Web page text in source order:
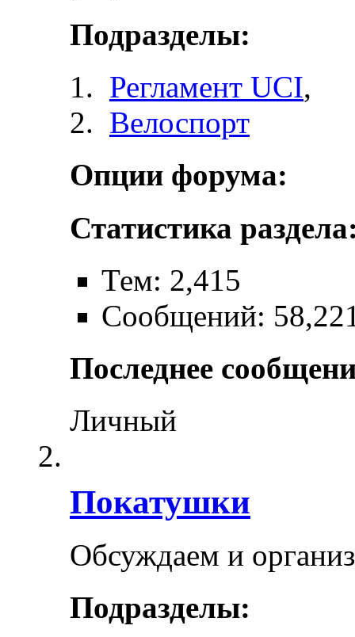
Подразделы:
Регламент UCI,
Велоспорт
Опции форума:
Статистика
Тем: 2,415
Сообщений:
Последнее
Личный
Покатушки
Обсуждаем и
Подразделы: